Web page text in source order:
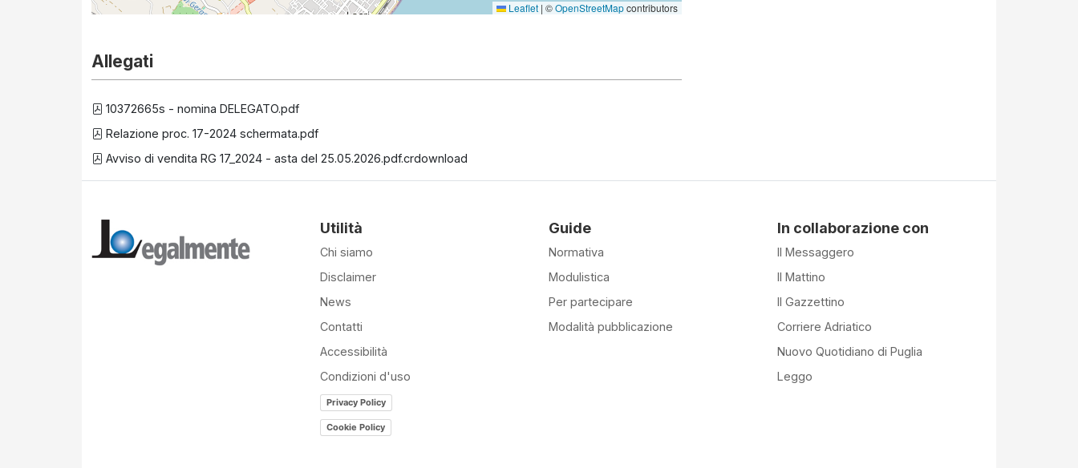
Leaflet | ©OpenStreetMapcontributors
Allegati
10372665s - nomina DELEGATO.pdf
Relazione proc. 17-2024 schermata.pdf
Avviso di vendita RG 17_2024 - asta del 25.05.2026.pdf.crdownload
Utilità
Chi siamo
Disclaimer
News
Contatti
Accessibilità
Condizioni d'uso
Privacy Policy
Cookie Policy
Guide
Normativa
Modulistica
Per partecipare
Modalità pubblicazione
In collaborazione con
Il Messaggero
Il Mattino
Il Gazzettino
Corriere Adriatico
Nuovo Quotidiano di Puglia
Leggo